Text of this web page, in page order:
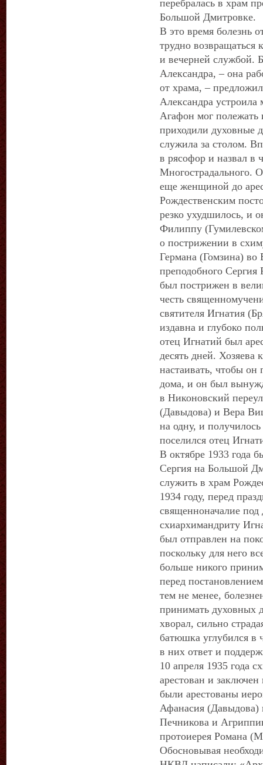
перебралась в храм
Большой Дмитровке.
В это время болезнь
трудно
и вечерней службой.
Александра, – она
от храма, –
Александра
Агафон мог полежать
приходили духовные
служила за столом.
в рясофор и назвал в
Многострадального.
еще женщиной до
Рождественским
резко ухудшилось, и
Филиппу
о пострижении в
Германа (Гомзина) во
преподобного
был пострижен в
честь
святителя Игнатия
издавна и глубоко
отец Игнатий был
десять дней. Хозяева
настаивать, чтобы он
дома, и он был
в Никоновский
(Давыдова) и Вера
на одну, и
поселился отец
В октябре 1933 года
Сергия на Большой
служить в храм
1934 году, перед
священноначалие
схиархимандриту
был отправлен на
поскольку для него
больше никого
перед
тем не менее,
принимать духовных
хворал, сильно
батюшка углубился в
в них ответ и
10 апреля 1935 года
арестован и
были арестованы
Афанасия (Давыдова)
Печникова и
протоиерея Романа
Обосновывая